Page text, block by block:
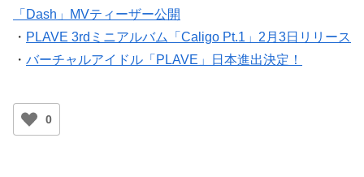
「Dash」MVティーザー公開
・ PLAVE 3rdミニアルバム「Caligo Pt.1」2月3日リリース
・ バーチャルアイドル「PLAVE」日本進出決定！
0